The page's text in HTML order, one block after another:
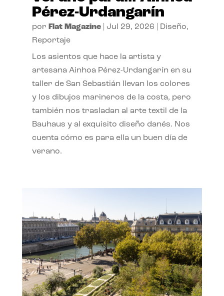
Pérez-Urdangarín
por Flat Magazine| Jul 29, 2026 Diseño,
Reportaje
Los asientos que hace la artista y
artesana Ainhoa Pérez-Urdangarín en su
taller de San Sebastián llevan los colores
y los dibujos marineros de la costa, pero
también nos trasladan al arte textil de la
Bauhaus y al exquisito diseño danés. Nos
cuenta cómo es para ella un buen día de
verano.